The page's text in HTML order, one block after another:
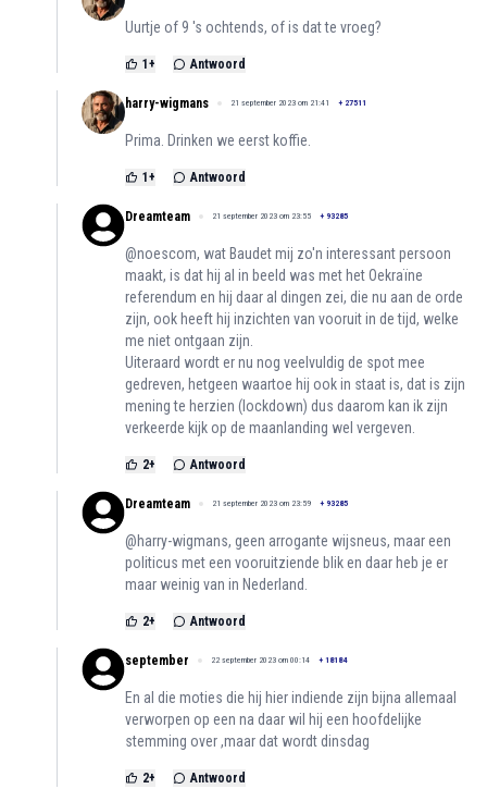
Uurtje of 9 's ochtends, of is dat te vroeg?
1 + Antwoord
harry-wigmans 21 september 2023 om 21:41 + 27511
Prima. Drinken we eerst koffie.
1 + Antwoord
Dreamteam 21 september 2023 om 23:55 + 93285
@noescom, wat Baudet mij zo'n interessant persoon
maakt, is dat hij al in beeld was met het Oekraïne
referendum en hij daar al dingen zei, die nu aan de orde
zijn, ook heeft hij inzichten van vooruit in de tijd, welke
me niet ontgaan zijn.
Uiteraard wordt er nu nog veelvuldig de spot mee
gedreven, hetgeen waartoe hij ook in staat is, dat is zijn
mening te herzien (lockdown) dus daarom kan ik zijn
verkeerde kijk op de maanlanding wel vergeven.
2+ Antwoord
Dreamteam 21 september 2023 om 23:59 + 93285
@harry-wigmans, geen arrogante wijsneus, maar een
politicus met een vooruitziende blik en daar heb je er
maar weinig van in Nederland.
2+ Antwoord
september 22 september 2023 om 00:14 + 18184
En al die moties die hij hier indiende zijn bijna allemaal
verworpen op een na daar wil hij een hoofdelijke
stemming over ,maar dat wordt dinsdag
2+ Antwoord